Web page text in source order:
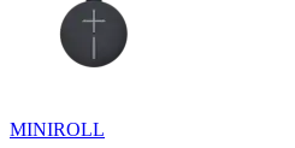
MINIROLL